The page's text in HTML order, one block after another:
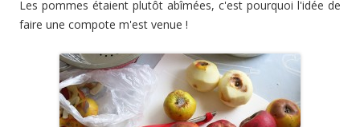
Les pommes étaient plutôt abîmées, c'est pourquoi l'idée de
faire une compote m'est venue !